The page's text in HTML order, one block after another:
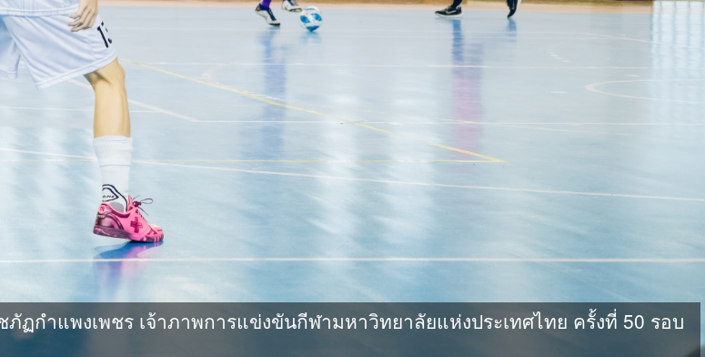
กำแพงเพชร เจ้าภาพการแข่งขันกีฬามหาวิทยาลัยแห่งประเทศไทย ครั้งที่ 50 รอบ